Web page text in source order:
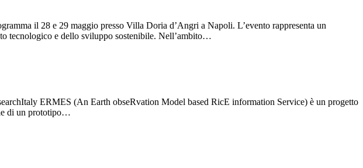
il 28 e 29 maggio presso Villa Doria d’Angri a Napoli. L’evento rappresenta un
tecnologico e dello sviluppo sostenibile. Nell’ambito…
ERMES (An Earth obseRvation Model based RicE information Service) è un progetto
di un prototipo…